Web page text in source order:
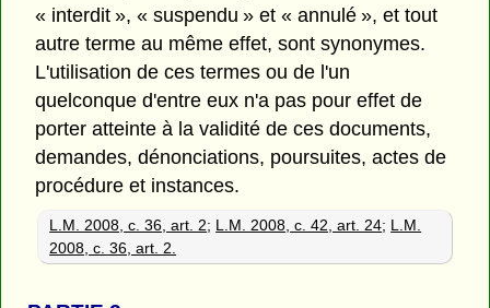
« interdit », « suspendu » et « annulé », et tout
autre terme au même effet, sont synonymes.
L'utilisation de ces termes ou de l'un
quelconque d'entre eux n'a pas pour effet de
porter atteinte à la validité de ces documents,
demandes, dénonciations, poursuites, actes de
procédure et instances.
L.M. 2008, c. 36, art. 2; L.M. 2008, c. 42, art. 24; L.M.
2008, c. 36, art. 2.